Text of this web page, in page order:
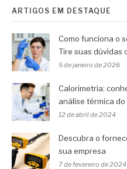
ARTIGOS EM DESTAQUE
Como funciona o
Tire suas dúvidas
5 de janeiro de 2026
Calorimetria:
análise térmica do
12 de abril de 2024
Descubra o
sua empresa
7 de fevereiro de 2024